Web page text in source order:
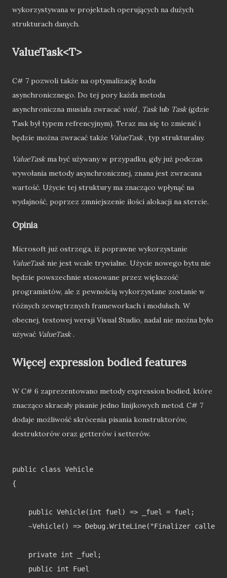
wykorzystywana w projektach operujących na dużych
strukturach danych.
ValueTask<T>
C# 7 pozwoli także na optymalizację kodu
asynchronicznego. Do tej pory każda metoda
asynchroniczna musiała zwracać void, Tasklub Task(gdzie
Task był typem refrencyjnym). Teraz ma się to zmienić i
będzie można zwracać także ValueTask, typ strukturalny.
ValueTaskma być używany w przypadku, gdy już podczas
wywołania metody asynchronicznej, znana jest zwracana
wartość. Użycie tej struktury ma znacząco wpłynąć na
wydajność, poprzez zmniejszenie ilości alokacji na stercie.
Opinia
Microsoft już ostrzega, iż poprawne wykorzystanie
ValueTasknie jest wcale trywialne. Użycie nowego bytu nie
będzie powszechnie stosowane przez większość
programistów, ale z pewnością wykorzystane zostanie w
różnych zewnętrznych frameworkach i modułach. W
obecnej, testowej wersji Visual Studio, nadal nie można było
używać ValueTask.
Więcej expression bodied features
W C# 6 zaprezentowano metody expression bodied, które
znacząco skracały pisanie jedno linijkowych metod. C# 7
dodaje możliwość skrócenia pisania konstruktorów,
destruktorów oraz getterów i setterów.
public class Vehicle
{
    public Vehicle(int fuel) => _fuel = fuel;
~Vehicle() => Debug.WriteLine("Finalizer
    private int _fuel;
    public int Fuel